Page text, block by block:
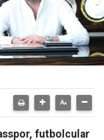
futbolcular